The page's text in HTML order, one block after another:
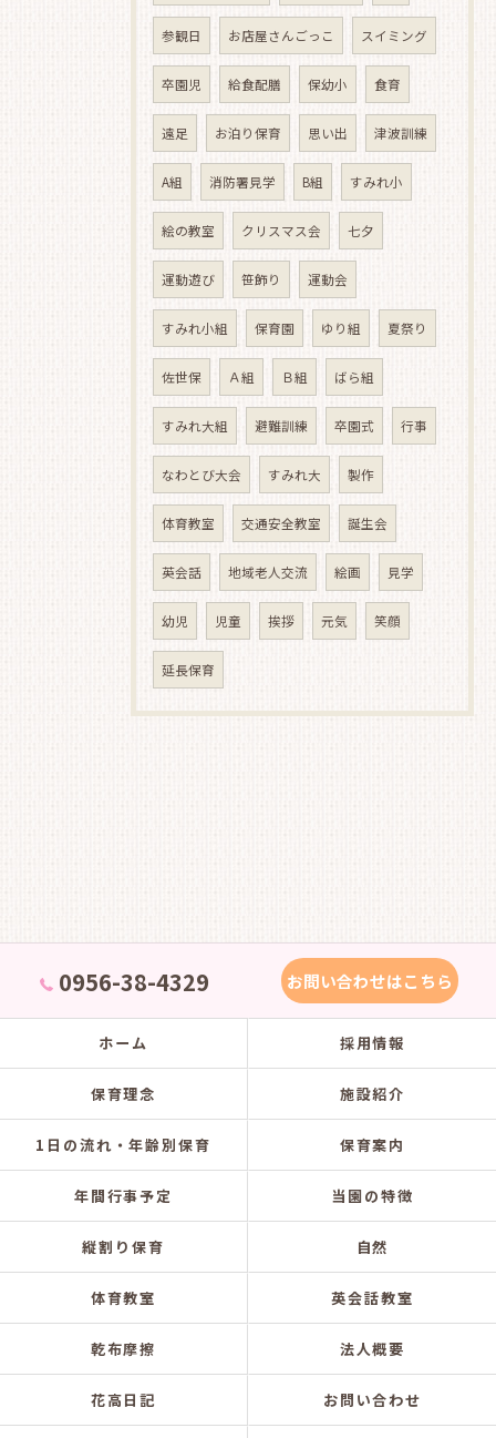
参観日 お店屋さんごっこ スイミング
卒園児 給食配膳 保幼小 食育
遠足 お泊り保育 思い出 津波訓練
A組 消防署見学 B組 すみれ小
絵の教室 クリスマス会 七夕
運動遊び 笹飾り 運動会
すみれ小組 保育園 ゆり組 夏祭り
佐世保 Ａ組 Ｂ組 ばら組
すみれ大組 避難訓練 卒園式 行事
なわとび大会 すみれ大 製作
体育教室 交通安全教室 誕生会
英会話 地域老人交流 絵画 見学
幼児 児童 挨拶 元気 笑顔
延長保育
0956-38-4329 お問い合わせはこちら
ホーム 採用情報
保育理念 施設紹介
1日の流れ・年齢別保育 保育案内
年間行事予定 当園の特徴
縦割り保育 自然
体育教室 英会話教室
乾布摩擦 法人概要
花高日記 お問い合わせ